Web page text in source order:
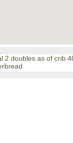
2 doubles as of crib